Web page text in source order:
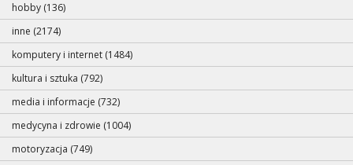
hobby (136)
inne (2174)
komputery i internet (1484)
kultura i sztuka (792)
media i informacje (732)
medycyna i zdrowie (1004)
motoryzacja (749)